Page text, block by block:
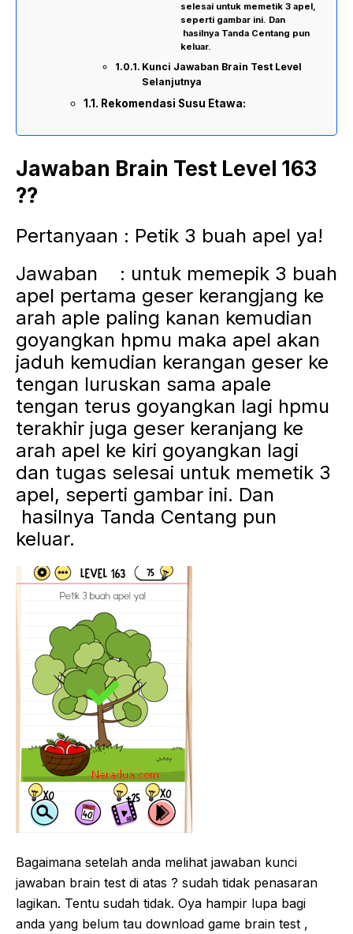
selesai untuk memetik 3 apel,
seperti gambar ini. Dan
hasilnya Tanda Centang pun
keluar.
Kunci Jawaban Brain Test Level
Selanjutnya
Rekomendasi Susu Etawa:
Jawaban Brain Test Level 163
??
Pertanyaan : Petik 3 buah apel ya!
Jawaban : untuk memepik 3 buah
apel pertama geser kerangjang ke
arah aple paling kanan kemudian
goyangkan hpmu maka apel akan
jaduh kemudian kerangan geser ke
tengan luruskan sama apale
tengan terus goyangkan lagi hpmu
terakhir juga geser keranjang ke
arah apel ke kiri goyangkan lagi
dan tugas selesai untuk memetik 3
apel, seperti gambar ini. Dan
hasilnya Tanda Centang pun
keluar.
Bagaimana setelah anda melihat jawaban kunci
jawaban brain test di atas ? sudah tidak penasaran
lagikan. Tentu sudah tidak. Oya hampir lupa bagi
anda yang belum tau download game brain test ,